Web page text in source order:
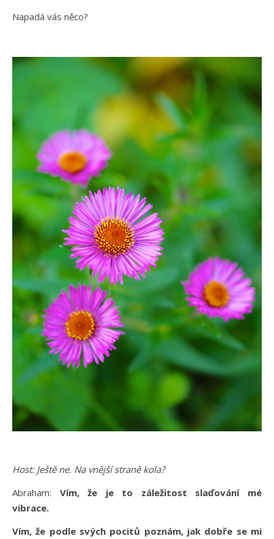
Napadá vás něco?
Host:Ještě ne. Na vnější straně kola?
Abraham: Vím, že je to záležitost slaďování mé
vibrace.
Vím, že podle svých pocitů poznám, jak dobře se mi